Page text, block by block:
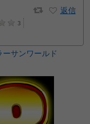
返信
3
ーサンワールド